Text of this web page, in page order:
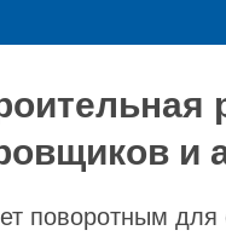
и
поворотным